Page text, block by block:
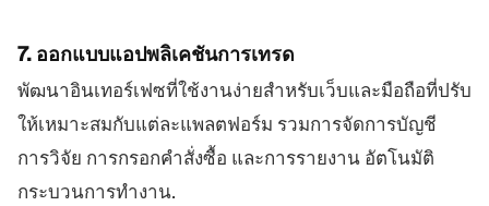
7. ออกแบบแอปพลิเคชันการเทรด
พัฒนาอินเทอร์เฟซที่ใช้งานง่ายสำหรับเว็บและมือถือที่ปรับ
ให้เหมาะสมกับแต่ละแพลตฟอร์ม รวมการจัดการบัญชี
การวิจัย การกรอกคำสั่งซื้อ และการรายงาน อัตโนมัติ
กระบวนการทำงาน.